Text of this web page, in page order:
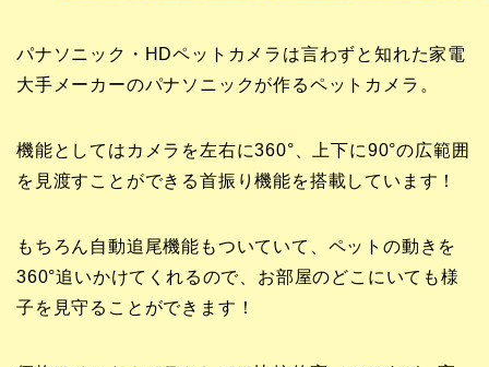
パナソニック・HDペットカメラは言わずと知れた家電
大手メーカーのパナソニックが作るペットカメラ。
機能としてはカメラを左右に360°、上下に90°の広範囲
を見渡すことができる首振り機能を搭載しています！
もちろん自動追尾機能もついていて、ペットの動きを
360°追いかけてくれるので、お部屋のどこにいても様
子を見守ることができます！